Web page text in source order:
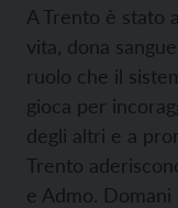
A Trento è stato
vita, dona
ruolo che il
gioca per
degli altri e a
Trento
e Admo. Domani